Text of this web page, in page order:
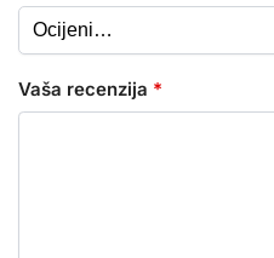
Vaša recenzija *